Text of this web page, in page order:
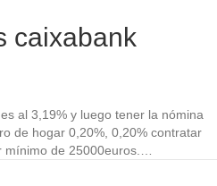
caixabank
al 3,19% y luego tener la nómina
de hogar 0,20%, 0,20% contratar
de 25000euros.…